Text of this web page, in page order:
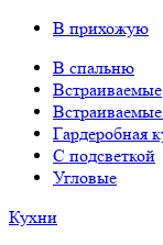
В прихожую
В спальню
Встраиваемые
Гардеробная
С подсветкой
Угловые
Кухни